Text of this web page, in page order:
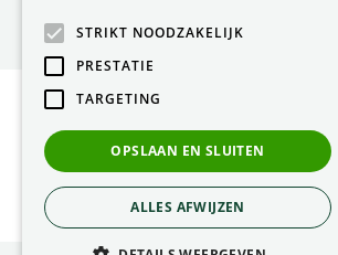
E.peacock@peacock.nl
Privacy Statement
Green Solutions
STRIKT NOODZAKELIJK
PRESTATIE
TARGETING
OPSLAAN EN SLUITEN
ALLES AFWIJZEN